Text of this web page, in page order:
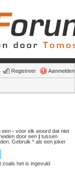
Aanmelden
Registreer
een - voor elk woord dat niet
door een | tussen
Gebruik * als een joker
zoals het is ingevuld